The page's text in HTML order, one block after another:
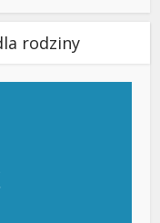
rodziny